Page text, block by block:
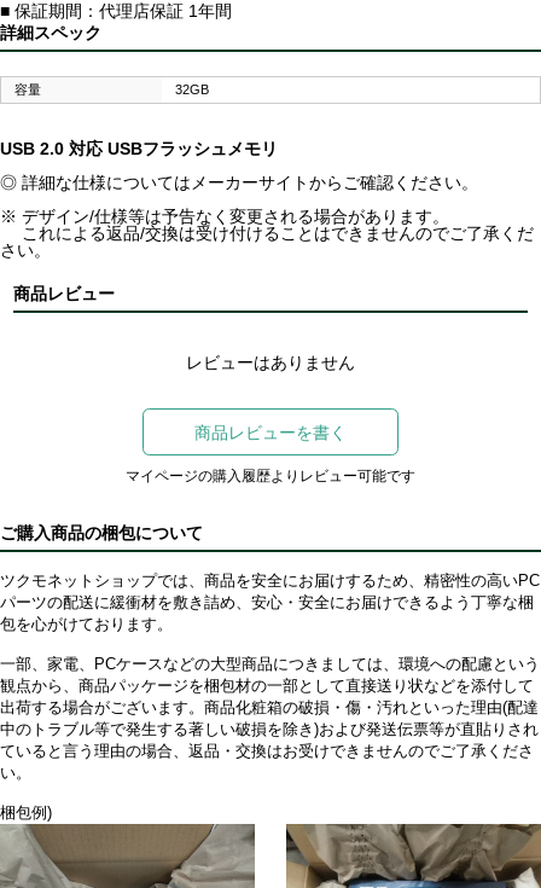
■ 保証期間：代理店保証 1年間
詳細スペック
容量 32GB
USB 2.0 対応 USBフラッシュメモリ
◎ 詳細な仕様についてはメーカーサイトからご確認ください。
※ デザイン/仕様等は予告なく変更される場合があります。
これによる返品/交換は受け付けることはできませんのでご了承くだ
さい。
商品レビュー
レビューはありません
商品レビューを書く
マイページの購入履歴よりレビュー可能です
ご購入商品の梱包について
ツクモネットショップでは、商品を安全にお届けするため、精密性の高いPC
パーツの配送に緩衝材を敷き詰め、安心・安全にお届けできるよう丁寧な梱
包を心がけております。
一部、家電、PCケースなどの大型商品につきましては、環境への配慮という
観点から、商品パッケージを梱包材の一部として直接送り状などを添付して
出荷する場合がございます。商品化粧箱の破損・傷・汚れといった理由(配達
中のトラブル等で発生する著しい破損を除き)および発送伝票等が直貼りされ
ていると言う理由の場合、返品・交換はお受けできませんのでご了承くださ
い。
梱包例)